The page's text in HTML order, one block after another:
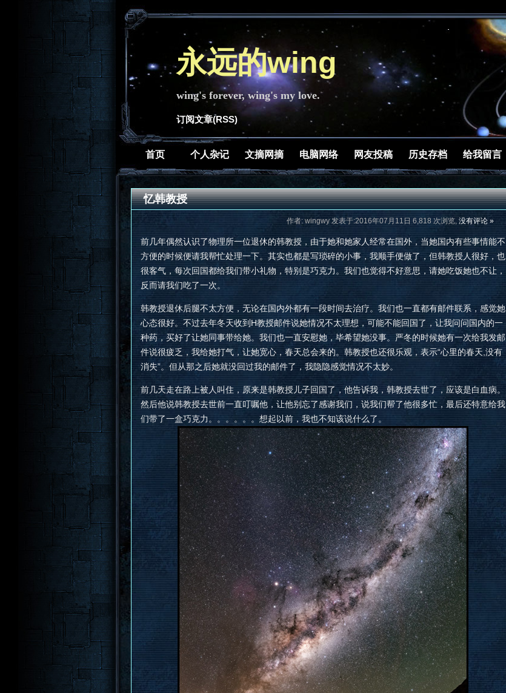
永远的wing
wing's forever, wing's my love.
订阅文章(RSS)
首页 个人杂记 文摘网摘 电脑网络 网友投稿 历史存档 给我留言
忆韩教授
作者: wingwy 发表于:2016年07月11日 6,818 次浏览, 没有评论 »
前几年偶然认识了物理所一位退休的韩教授，由于她和她家人经常在国外，当她国内有些事情能不
方便的时候便请我帮忙处理一下。其实也都是写琐碎的小事，我顺手便做了，但韩教授人很好，也
很客气，每次回国都给我们带小礼物，特别是巧克力。我们也觉得不好意思，请她吃饭她也不让，
反而请我们吃了一次。
韩教授退休后腿不太方便，无论在国内外都有一段时间去治疗。我们也一直都有邮件联系，感觉她
心态很好。不过去年冬天收到H教授邮件说她情况不太理想，可能不能回国了，让我问问国内的一
种药，买好了让她同事带给她。我们也一直安慰她，毕希望她没事。严冬的时候她有一次给我发邮
件说很疲乏，我给她打气，让她宽心，春天总会来的。韩教授也还很乐观，表示“心里的春天,没有
消失”。但从那之后她就没回过我的邮件了，我隐隐感觉情况不太妙。
前几天走在路上被人叫住，原来是韩教授儿子回国了，他告诉我，韩教授去世了，应该是白血病。
然后他说韩教授去世前一直叮嘱他，让他别忘了感谢我们，说我们帮了他很多忙，最后还特意给我
们带了一盒巧克力。。。。。。想起以前，我也不知该说什么了。